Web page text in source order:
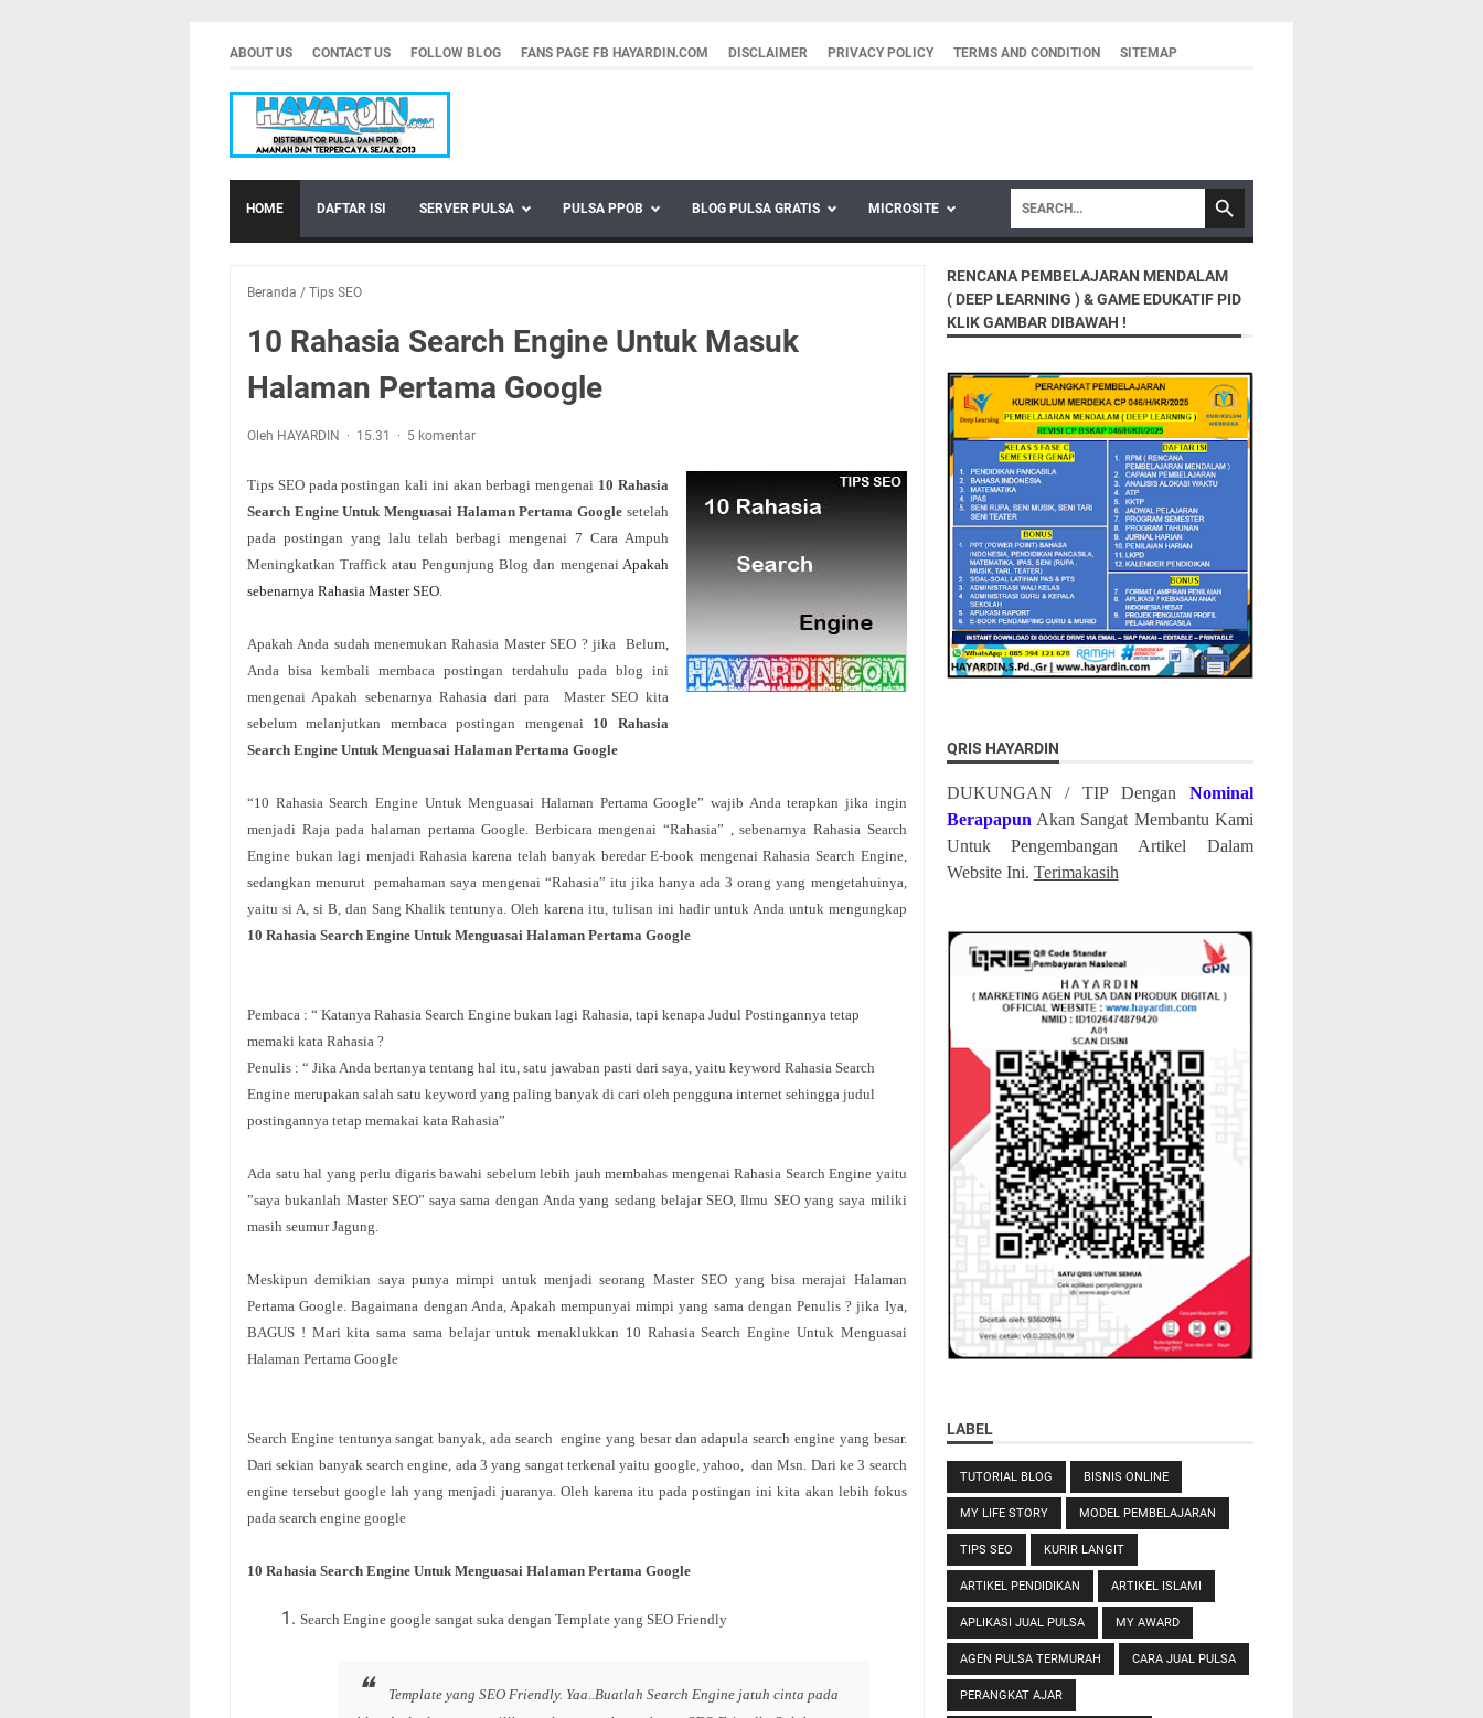
ABOUT US CONTACT US FOLLOW BLOG FANS PAGE FB HAYARDIN.COM DISCLAIMER PRIVACY POLICY TERMS AND CONDITION SITEMAP
HOME DAFTAR ISI SERVER PULSA PULSA PPOB BLOG PULSA GRATIS MICROSITE
Beranda / Tips SEO
10 Rahasia Search Engine Untuk Masuk
Halaman Pertama Google
Oleh HAYARDIN 15.31 5 komentar
Tips SEO pada postingan kali ini akan berbagi mengenai 10 Rahasia
Search Engine Untuk Menguasai Halaman Pertama Googlesetelah
pada postingan yang lalu telah berbagi mengenai 7 Cara Ampuh
Meningkatkan Traffick atau Pengunjung Blog dan mengenai Apakah
sebenarnya Rahasia Master SEO.
Apakah Anda sudah menemukan Rahasia Master SEO ? jika Belum,
Anda bisa kembali membaca postingan terdahulu pada blog ini
mengenai Apakah sebenarnya Rahasia dari para Master SEO kita
sebelum melanjutkan membaca postingan mengenai 10 Rahasia
Search Engine Untuk Menguasai Halaman Pertama Google
“10 Rahasia Search Engine Untuk Menguasai Halaman Pertama Google” wajib Anda terapkan jika ingin
menjadi Raja pada halaman pertama Google. Berbicara mengenai “Rahasia” , sebenarnya Rahasia Search
Engine bukan lagi menjadi Rahasia karena telah banyak beredar E-book mengenai Rahasia Search Engine,
sedangkan menurut pemahaman saya mengenai “Rahasia” itu jika hanya ada 3 orang yang mengetahuinya,
yaitu si A, si B, dan Sang Khalik tentunya. Oleh karena itu, tulisan ini hadir untuk Anda untuk mengungkap
10 Rahasia Search Engine Untuk Menguasai Halaman Pertama Google
Pembaca : “ Katanya Rahasia Search Engine bukan lagi Rahasia, tapi kenapa Judul Postingannya tetap
memaki kata Rahasia ?
Penulis : “ Jika Anda bertanya tentang hal itu, satu jawaban pasti dari saya, yaitu keyword Rahasia Search
Engine merupakan salah satu keyword yang paling banyak di cari oleh pengguna internet sehingga judul
postingannya tetap memakai kata Rahasia”
Ada satu hal yang perlu digaris bawahi sebelum lebih jauh membahas mengenai Rahasia Search Engine yaitu
”saya bukanlah Master SEO” saya sama dengan Anda yang sedang belajar SEO, Ilmu SEO yang saya miliki
masih seumur Jagung.
Meskipun demikian saya punya mimpi untuk menjadi seorang Master SEO yang bisa merajai Halaman
Pertama Google. Bagaimana dengan Anda, Apakah mempunyai mimpi yang sama dengan Penulis ? jika Iya,
BAGUS ! Mari kita sama sama belajar untuk menaklukkan 10 Rahasia Search Engine Untuk Menguasai
Halaman Pertama Google
Search Engine tentunya sangat banyak, ada search engine yang besar dan adapula search engine yang besar.
Dari sekian banyak search engine, ada 3 yang sangat terkenal yaitu google, yahoo, dan Msn. Dari ke 3 search
engine tersebut google lah yang menjadi juaranya. Oleh karena itu pada postingan ini kita akan lebih fokus
pada search engine google
10 Rahasia Search Engine Untuk Menguasai Halaman Pertama Google
Search Engine google sangat suka dengan Template yang SEO Friendly
Template yang SEO Friendly. Yaa..Buatlah Search Engine jatuh cinta pada
RENCANA PEMBELAJARAN MENDALAM
( DEEP LEARNING ) & GAME EDUKATIF PID
KLIK GAMBAR DIBAWAH !
QRIS HAYARDIN
DUKUNGAN / TIP Dengan Nominal
Berapapun Akan Sangat Membantu Kami
Untuk Pengembangan Artikel Dalam
Website Ini. Terimakasih
LABEL
TUTORIAL BLOG BISNIS ONLINE
MY LIFE STORY MODEL PEMBELAJARAN
TIPS SEO KURIR LANGIT
ARTIKEL PENDIDIKAN ARTIKEL ISLAMI
APLIKASI JUAL PULSA MY AWARD
AGEN PULSA TERMURAH CARA JUAL PULSA
PERANGKAT AJAR